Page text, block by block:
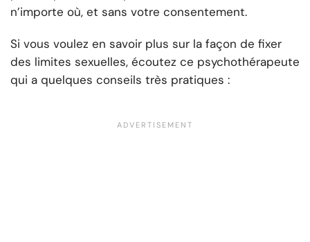
n’importe où, et sans votre consentement.
Si vous voulez en savoir plus sur la façon de fixer
des limites sexuelles, écoutez ce psychothérapeute
qui a quelques conseils très pratiques :